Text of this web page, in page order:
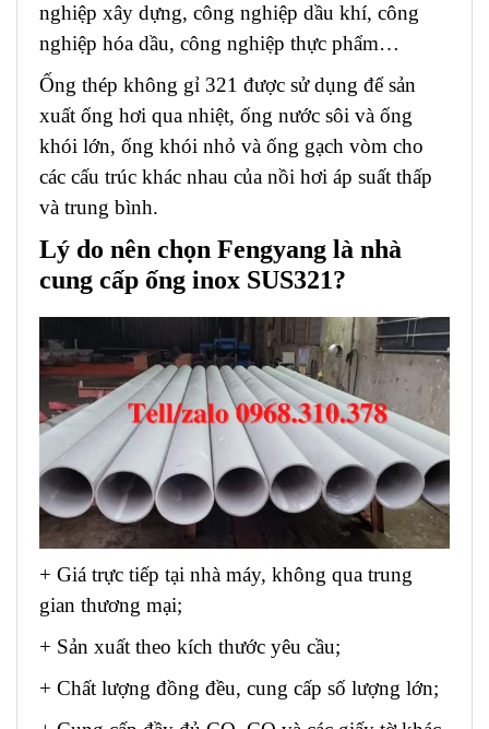
nghiệp xây dựng, công nghiệp dầu khí, công
nghiệp hóa dầu, công nghiệp thực phẩm…
Ống thép không gỉ 321 được sử dụng để sản
xuất ống hơi qua nhiệt, ống nước sôi và ống
khói lớn, ống khói nhỏ và ống gạch vòm cho
các cấu trúc khác nhau của nồi hơi áp suất thấp
và trung bình.
Lý do nên chọn Fengyang là nhà
cung cấp ống inox SUS321?
+ Giá trực tiếp tại nhà máy, không qua trung
gian thương mại;
+ Sản xuất theo kích thước yêu cầu;
+ Chất lượng đồng đều, cung cấp số lượng lớn;